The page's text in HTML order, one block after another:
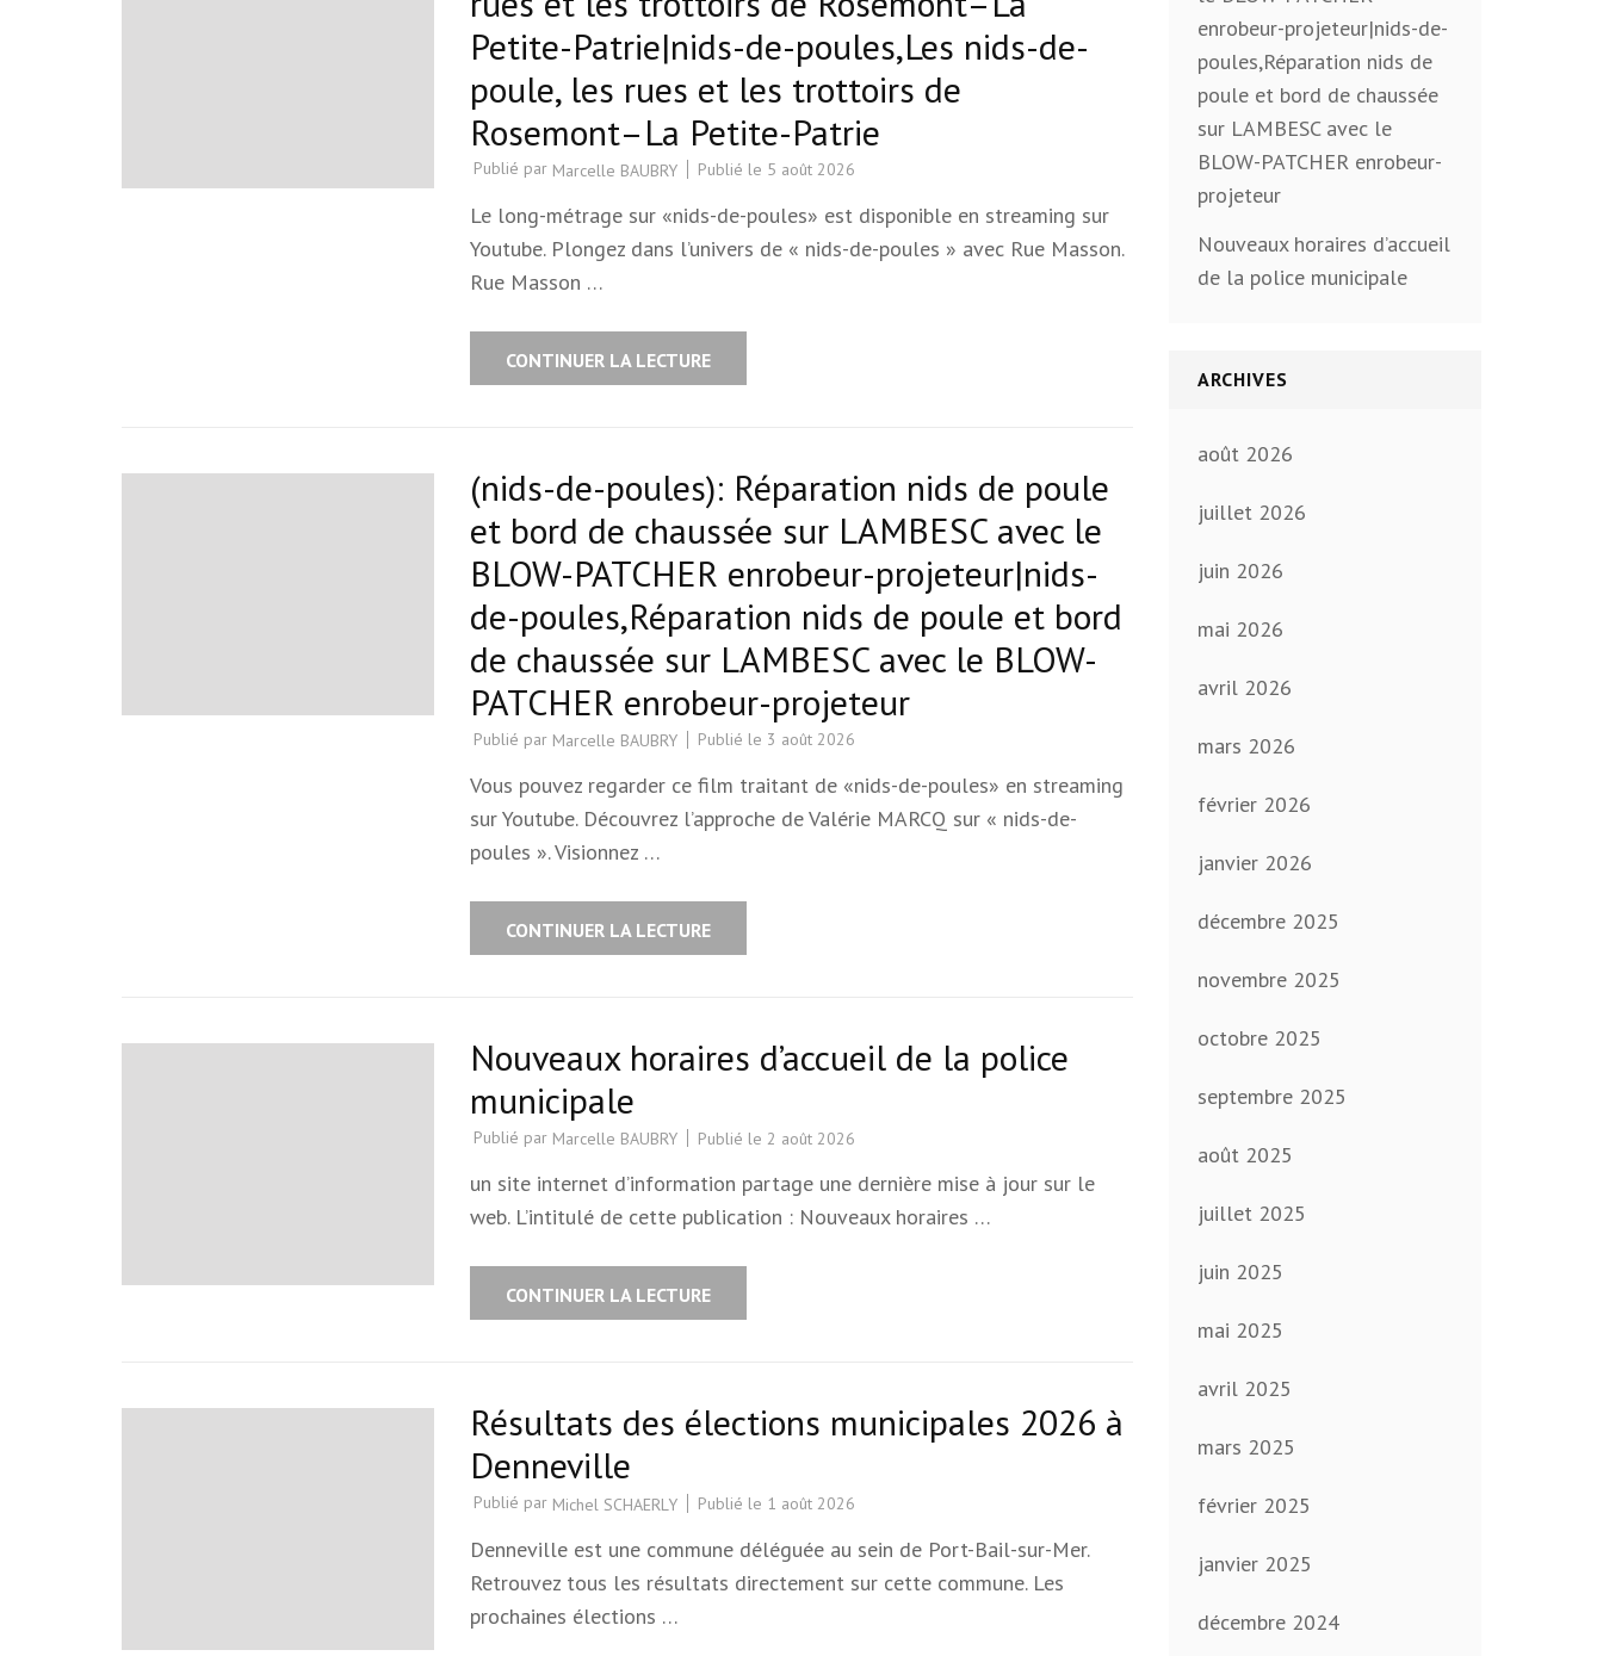
Petite-Patrie|nids-de-poules,Les nids-de-
poule, les rues et les trottoirs de
Rosemont–La Petite-Patrie
Publié par Marcelle BAUBRY Publié le 5 août 2026
Le long-métrage sur «nids-de-poules» est disponible en streaming sur
Youtube. Plongez dans l’univers de « nids-de-poules » avec Rue Masson.
Rue Masson …
CONTINUER LA LECTURE
(nids-de-poules): Réparation nids de poule
et bord de chaussée sur LAMBESC avec le
BLOW-PATCHER enrobeur-projeteur|nids-
de-poules,Réparation nids de poule et bord
de chaussée sur LAMBESC avec le BLOW-
PATCHER enrobeur-projeteur
Publié par Marcelle BAUBRY Publié le 3 août 2026
Vous pouvez regarder ce film traitant de «nids-de-poules» en streaming
sur Youtube. Découvrez l’approche de Valérie MARCQ sur « nids-de-
poules ». Visionnez …
CONTINUER LA LECTURE
Nouveaux horaires d’accueil de la police
municipale
Publié par Marcelle BAUBRY Publié le 2 août 2026
un site internet d’information partage une dernière mise à jour sur le
web. L’intitulé de cette publication : Nouveaux horaires …
CONTINUER LA LECTURE
Résultats des élections municipales 2026 à
Denneville
Publié par Michel SCHAERLY Publié le 1 août 2026
Denneville est une commune déléguée au sein de Port-Bail-sur-Mer.
Retrouvez tous les résultats directement sur cette commune. Les
prochaines élections …
enrobeur-projeteur|nids-de-
poules,Réparation nids de
poule et bord de chaussée
sur LAMBESC avec le
BLOW-PATCHER enrobeur-
projeteur
Nouveaux horaires d’accueil
de la police municipale
ARCHIVES
août 2026
juillet 2026
juin 2026
mai 2026
avril 2026
mars 2026
février 2026
janvier 2026
décembre 2025
novembre 2025
octobre 2025
septembre 2025
août 2025
juillet 2025
juin 2025
mai 2025
avril 2025
mars 2025
février 2025
janvier 2025
décembre 2024